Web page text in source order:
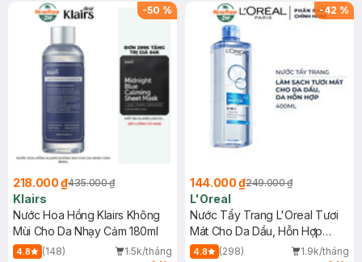
-50 %
218.000 ₫435.000 ₫
Klairs
Nước Hoa Hồng Klairs Không
Mùi Cho Da Nhạy Cảm 180ml
4.8 (148)
1.5k/tháng
-42 %
144.000 ₫249.000 ₫
L'Oreal
Nước Tẩy Trang L'Oreal Tươi
Mát Cho Da Dầu, Hỗn Hợp
400ml
4.8 (298)
1.9k/tháng